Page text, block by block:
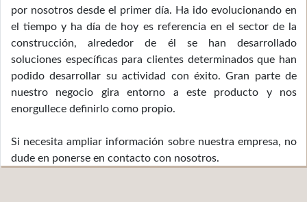
por nosotros desde el primer día. Ha ido evolucionando en
el tiempo y ha día de hoy es referencia en el sector de la
construcción, alrededor de él se han desarrollado
soluciones específicas para clientes determinados que han
podido desarrollar su actividad con éxito. Gran parte de
nuestro negocio gira entorno a este producto y nos
enorgullece definirlo como propio.
Si necesita ampliar información sobre nuestra empresa, no
dude en ponerse en contacto con nosotros.